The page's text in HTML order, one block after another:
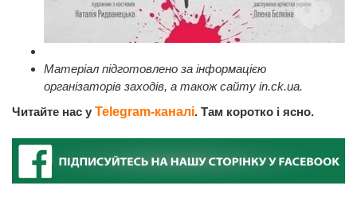
Матеріал підготовлено за інформацією
організаторів заходів, а також сайту in.ck.ua.
Читайте нас у Telegram-каналі. Там коротко і ясно.